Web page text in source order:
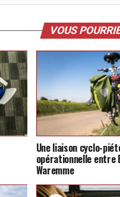
VOUS
Une liaison cyclo-
opérationnelle entre
Waremme